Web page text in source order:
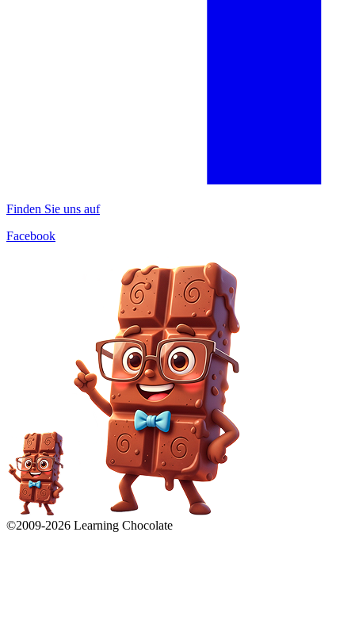
Finden Sie uns auf
Facebook
©2009-2026 Learning Chocolate